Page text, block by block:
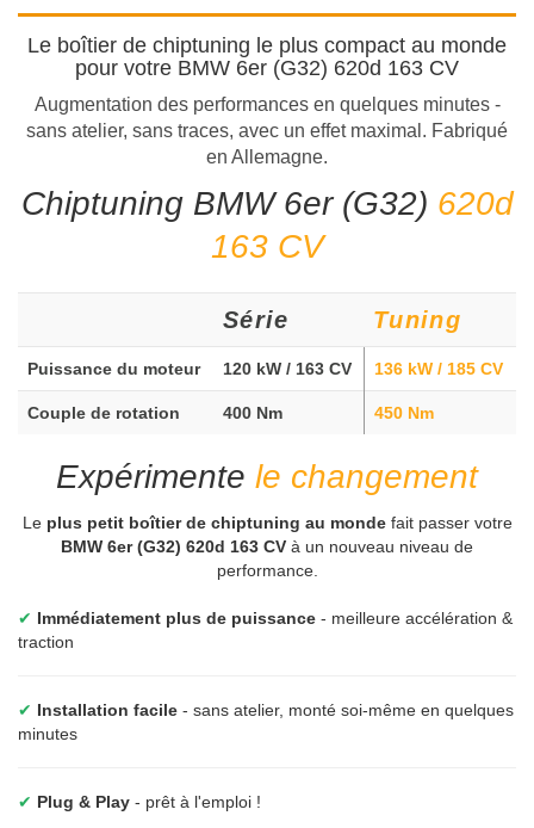
Le boîtier de chiptuning le plus compact au monde
pour votre BMW 6er (G32) 620d 163 CV
Augmentation des performances en quelques minutes -
sans atelier, sans traces, avec un effet maximal. Fabriqué
en Allemagne.
Chiptuning BMW 6er (G32) 620d
163 CV
Série Tuning
Puissance du moteur 120 kW / 163 CV 136 kW / 185 CV
Couple de rotation 400 Nm 450 Nm
Expérimente le changement
Le plus petit boîtier de chiptuning au mondefait passer votre
BMW 6er (G32) 620d 163 CV à un nouveau niveau de
performance.
✔ Immédiatement plus de puissance - meilleure accélération &
traction
✔ Installation facile - sans atelier, monté soi-même en quelques
minutes
✔ Plug & Play - prêt à l'emploi !